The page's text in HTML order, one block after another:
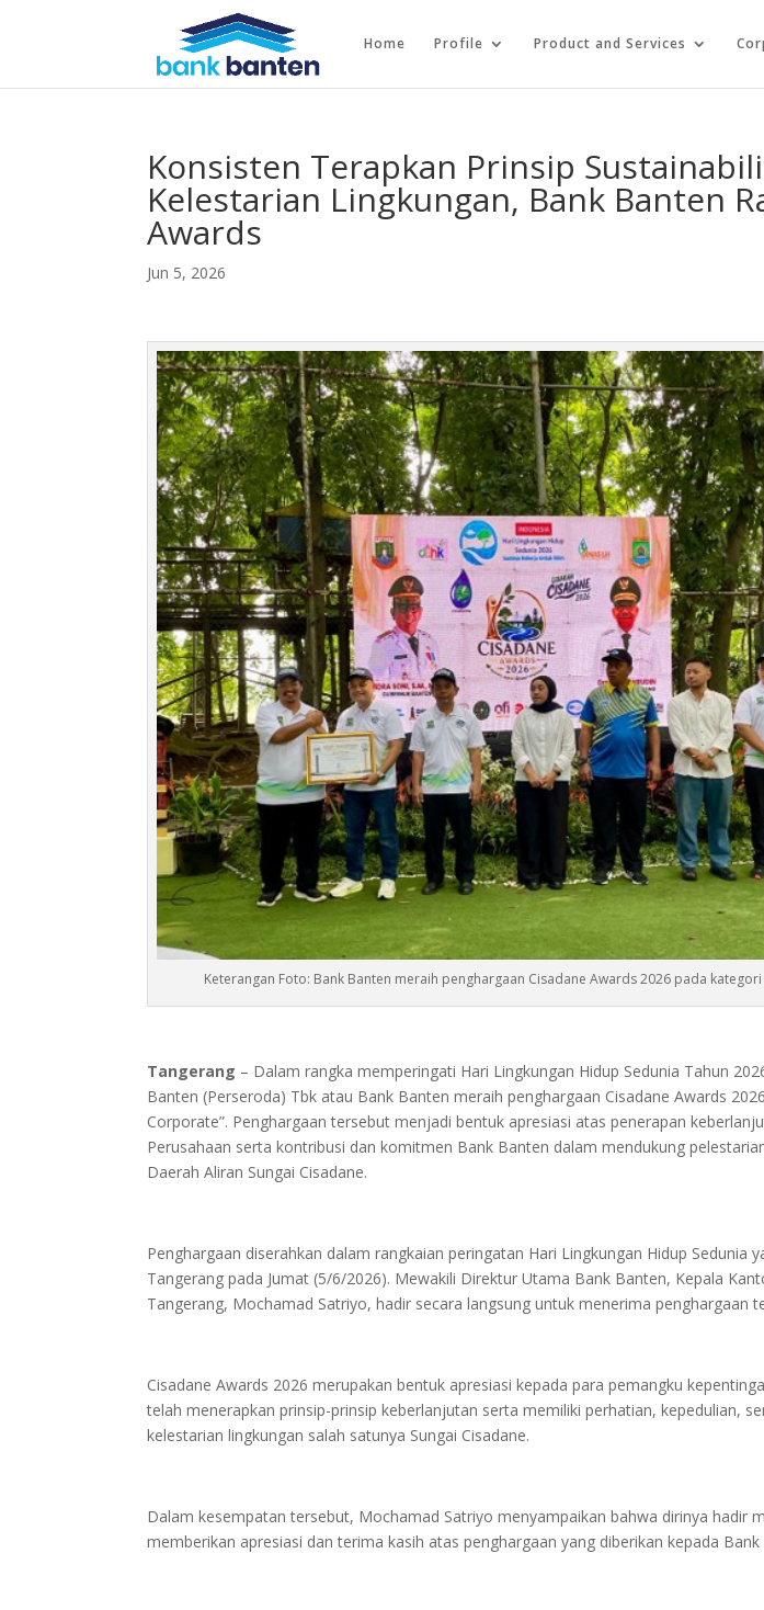
Home Profile Product and Services
Konsisten Terapkan Prinsip
Kelestarian Lingkungan, Bank Banten
Awards
Jun 5, 2026
Keterangan Foto: Bank Banten meraih penghargaan Cisadane Awards 2026 pada
Tangerang – Dalam rangka memperingati Hari Lingkungan Hidup Sedunia Tahun
Banten (Perseroda) Tbk atau Bank Banten meraih penghargaan Cisadane Awards
Corporate”. Penghargaan tersebut menjadi bentuk apresiasi atas penerapan
Perusahaan serta kontribusi dan komitmen Bank Banten dalam mendukung
Daerah Aliran Sungai Cisadane.
Penghargaan diserahkan dalam rangkaian peringatan Hari Lingkungan Hidup Sedunia
Tangerang pada Jumat (5/6/2026). Mewakili Direktur Utama Bank Banten, Kepala
Tangerang, Mochamad Satriyo, hadir secara langsung untuk menerima penghargaan
Cisadane Awards 2026 merupakan bentuk apresiasi kepada para pemangku
telah menerapkan prinsip-prinsip keberlanjutan serta memiliki perhatian, kepedulian,
kelestarian lingkungan salah satunya Sungai Cisadane.
Dalam kesempatan tersebut, Mochamad Satriyo menyampaikan bahwa dirinya hadir
memberikan apresiasi dan terima kasih atas penghargaan yang diberikan kepada Bank